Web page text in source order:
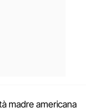
madre americana